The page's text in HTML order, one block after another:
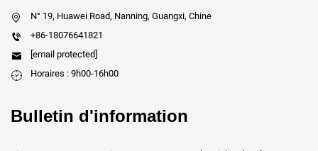
N° 19, Huawei Road, Nanning, Guangxi, Chine
+86-18076641821
[email protected]
Horaires : 9h00-16h00
Bulletin d'information